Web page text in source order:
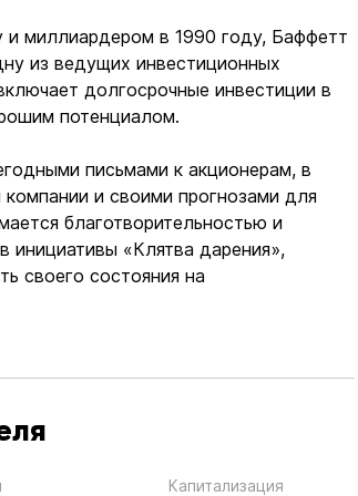
миллиардером в 1990 году, Баффетт
из ведущих инвестиционных
долгосрочные инвестиции в
потенциалом.
письмами к акционерам, в
и своими прогнозами для
благотворительностью и
инициативы «Клятва дарения»,
своего состояния на
Капитализация